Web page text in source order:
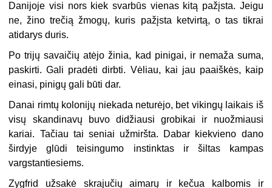
Danijoje visi nors kiek svarbūs vienas kitą pažįsta. Jeigu
ne, žino trečią žmogų, kuris pažįsta ketvirtą, o tas tikrai
atidarys duris.
Po trijų savaičių atėjo žinia, kad pinigai, ir nemaža suma,
paskirti. Gali pradėti dirbti. Vėliau, kai jau paaiškės, kaip
einasi, pinigų gali būti dar.
Danai rimtų kolonijų niekada neturėjo, bet vikingų laikais iš
visų skandinavų buvo didžiausi grobikai ir nuožmiausi
kariai. Tačiau tai seniai užmiršta. Dabar kiekvieno dano
širdyje glūdi teisingumo instinktas ir šiltas kampas
vargstantiesiems.
Zygfrid užsakė skrajučių aimarų ir kečua kalbomis ir